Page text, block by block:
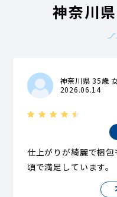
神奈川
神奈川県 35歳
2026.06.14
仕上がりが綺麗で梱
頃で満足しています。